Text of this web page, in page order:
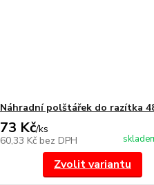
Náhradní polštářek do razítka
73 Kč/ks
60,33 Kč bez DPH
Zvolit variantu